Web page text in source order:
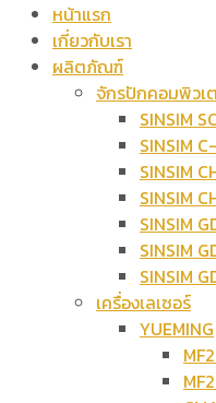
หน้าแรก
เกี่ยวกับเรา
ผลิตภัณฑ์
จักรปักคอมพิวเ
SINSIM
SINSIM
SINSIM
SINSIM
SINSIM
SINSIM
SINSIM
เครื่องเลเซอร์
YUEMING